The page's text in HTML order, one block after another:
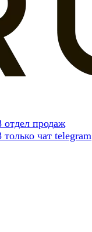
отдел продаж
только чат telegram